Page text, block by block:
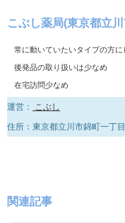
こぶし薬局(東京都立
常に動いていたいタイプの方に
後発品の取り扱いは少なめ
在宅訪問少なめ
運営：
こぶし
住所：東京都立川市錦町一丁
関連記事